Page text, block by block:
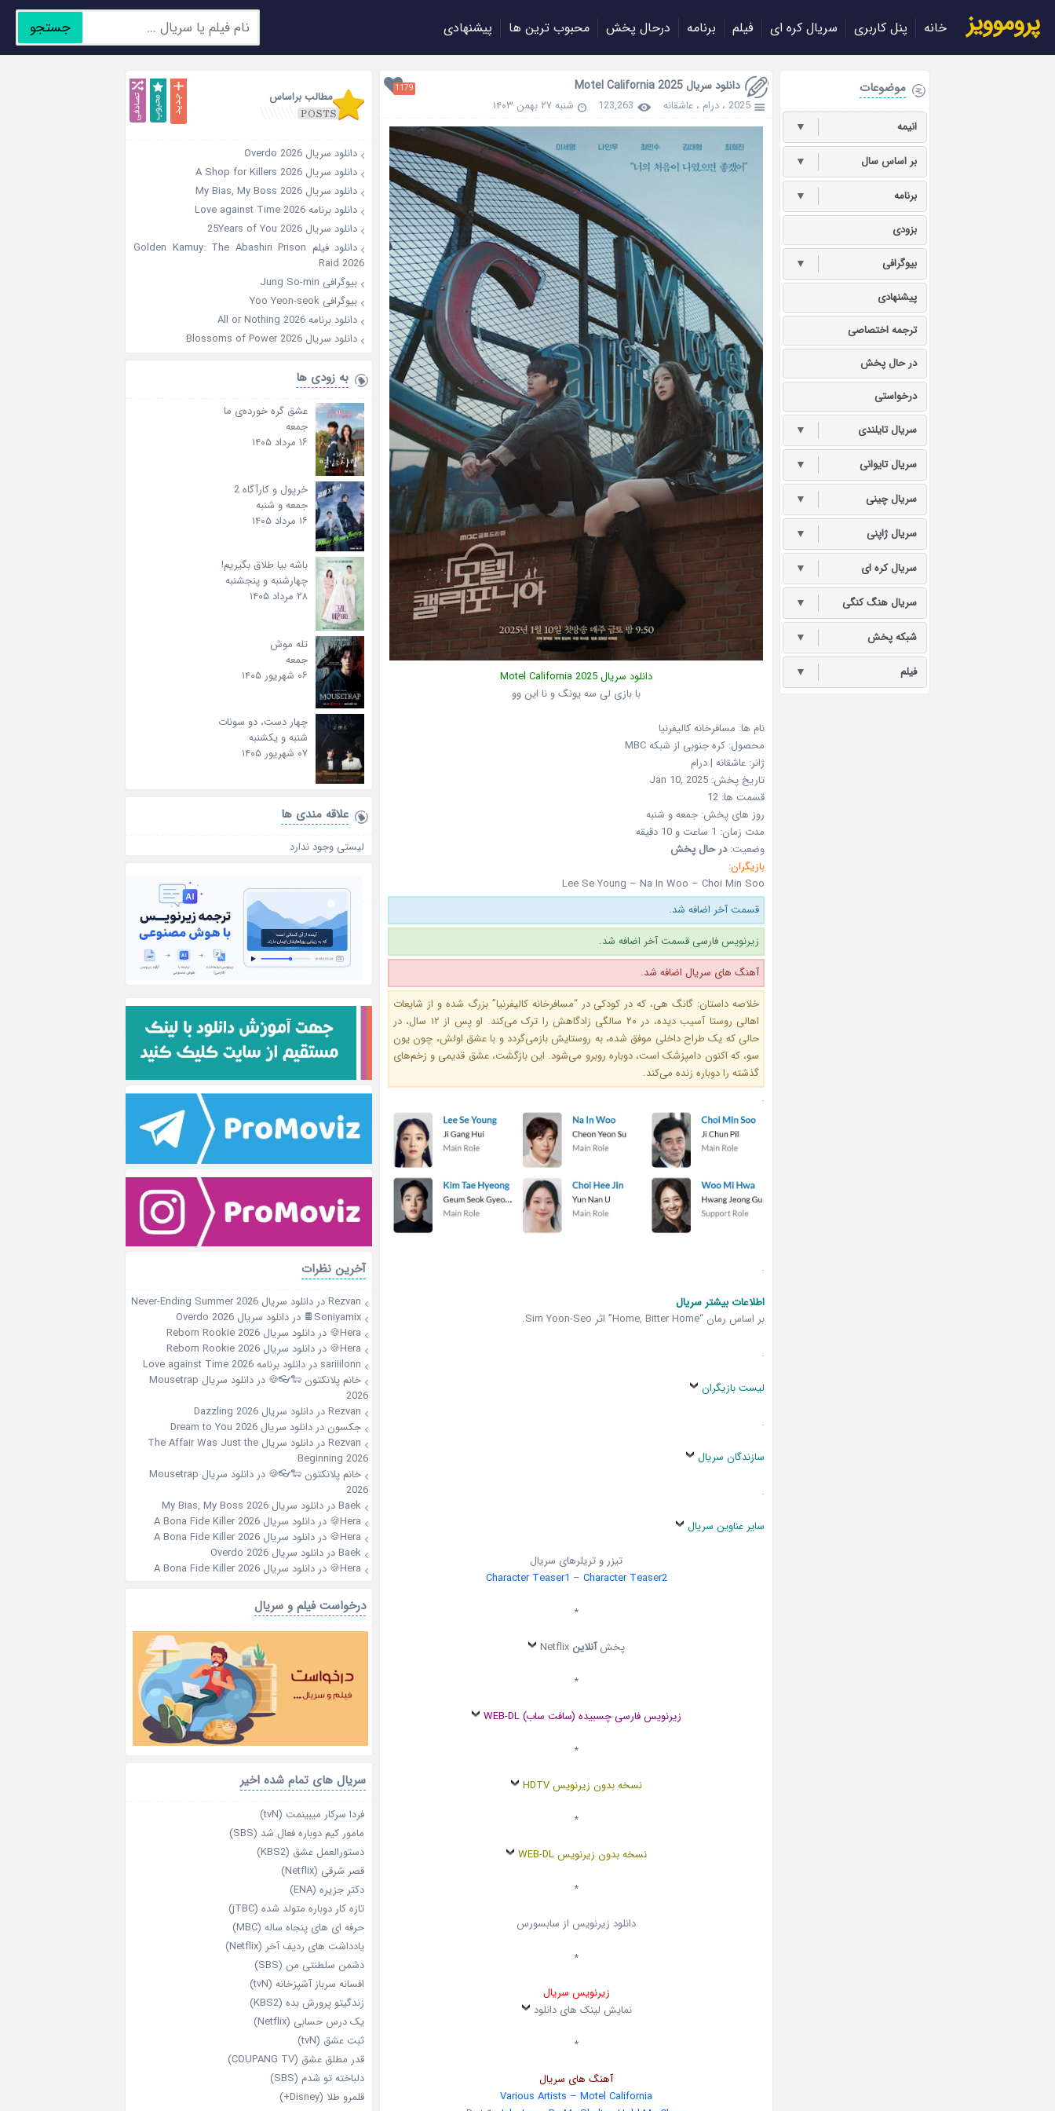
پروموویز خانه پنل کاربری سریال کره ای فیلم برنامه درحال پخش محبوب ترین ها پیشنهادی جستجو
دانلود سریال Motel California 2025 1179
2025 ، درام ، عاشقانه 123,263 شنبه ۲۷ بهمن ۱۴۰۳
دانلود سریالMotel California 2025
با بازی لی سه یونگ و نا این وو
نام ها: مسافرخانه کالیفرنیا
محصول: کره جنوبی از شبکهMBC
ژانر: عاشقانه | درام
تاریخ پخش: Jan 10, 2025
قسمت ها: 12
روز های پخش: جمعه و شنبه
مدت زمان: 1 ساعت و 10 دقیقه
وضعیت:در حال پخش
بازیگران:
Lee Se Young – Na In Woo – Choi Min Soo
قسمت آخر اضافه شد.
زیرنویس فارسی قسمت آخر اضافه شد.
آهنگ های سریال اضافه شد.
خلاصه داستان: گانگ هی، که در کودکی در “مسافرخانه کالیفرنیا” بزرگ شده و از شایعات
اهالی روستا آسیب دیده، در ۲۰ سالگی زادگاهش را ترک می‌کند. او پس از ۱۲ سال، در
حالی که یک طراح داخلی موفق شده، به روستایش بازمی‌گردد و با عشق اولش، چون یون
سو، که اکنون دامپزشک است، دوباره روبرو می‌شود. این بازگشت، عشق قدیمی و زخم‌های
گذشته را دوباره زنده می‌کند.
.
.
اطلاعات بیشتر سریال
بر اساس رمان “Home, Bitter Home” اثر Sim Yoon-Seo.
.
لیست بازیگران
.
سازندگان سریال
.
سایر عناوین سریال
تیزر و تریلرهای سریال
Character Teaser1 – Character Teaser2
*
پخشآنلاین
*
زیرنویس فارسی چسبیده (سافت ساب) WEB-DL
*
نسخه بدون زیرنویس HDTV
*
نسخه بدون زیرنویس WEB-DL
*
دانلود زیرنویس از سابسورس
*
زیرنویس سریال
نمایش لینک های دانلود
*
آهنگ های سریال
Various Artists – Motel California
موضوعات
انیمه ▼
بر اساس سال ▼
برنامه ▼
بزودی
بیوگرافی ▼
پیشنهادی
ترجمه اختصاصی
در حال پخش
درخواستی
سریال تایلندی ▼
سریال تایوانی ▼
سریال چینی ▼
سریال ژاپنی ▼
سریال کره ای ▼
سریال هنگ کنگی ▼
شبکه پخش ▼
فیلم ▼
مطالب براساس
دانلود سریال Overdo 2026
دانلود سریال A Shop for Killers 2026
دانلود سریال My Bias, My Boss 2026
دانلود برنامه Love against Time 2026
دانلود سریال 25Years of You 2026
دانلود فیلم Golden Kamuy: The Abashiri Prison
Raid 2026
بیوگرافی Jung So-min
بیوگرافی Yoo Yeon-seok
دانلود برنامه All or Nothing 2026
دانلود سریال Blossoms of Power 2026
به زودی ها
عشق گره خورده‌ی ما
جمعه
۱۶ مرداد ۱۴۰۵
خرپول و کارآگاه 2
جمعه و شنبه
۱۶ مرداد ۱۴۰۵
باشه بیا طلاق بگیریم!
چهارشنبه و پنجشنبه
۲۸ مرداد ۱۴۰۵
تله موش
جمعه
۰۶ شهریور ۱۴۰۵
چهار دست، دو سونات
شنبه و یکشنبه
۰۷ شهریور ۱۴۰۵
علاقه‌ مندی ها
لیستی وجود ندارد
آخرین نظرات
Rezvanدردانلود سریال Never-Ending Summer 2026
Soniyamix🍫
دردانلود سریال Overdo 2026
Hera🍪
دردانلود سریال Reborn Rookie 2026
Hera🍪
دردانلود سریال Reborn Rookie 2026
sariiilonn دردانلود برنامه Love against Time 2026
خانم پلانکتون 🐑👓🍪 در
دانلود سریال Mousetrap
2026
Rezvanدردانلود سریال Dazzling 2026
جکسون دردانلود سریال Dream to You 2026
Rezvanدر
دانلود سریال The Affair Was Just the
Beginning 2026
خانم پلانکتون 🐑👓🍪 در
دانلود سریال Mousetrap
2026
Baekدردانلود سریال My Bias, My Boss 2026
Hera🍪
دردانلود سریال A Bona Fide Killer 2026
Hera🍪
دردانلود سریال A Bona Fide Killer 2026
Baekدردانلود سریال Overdo 2026
Hera🍪
دردانلود سریال A Bona Fide Killer 2026
درخواست فیلم و سریال
سریال های تمام شده اخیر
فردا سرکار میبینمت (tvN)
مامور کیم دوباره فعال شد (SBS)
دستورالعمل عشق (KBS2)
قصر شرقی (Netflix)
دکتر جزیره (ENA)
تازه‌ کار دوباره‌ متولد شده (jTBC)
حرفه‌ ای‌ های پنجاه‌ ساله (MBC)
یادداشت‌ های ردیف آخر (Netflix)
دشمن سلطنتی من (SBS)
افسانه سرباز آشپزخانه (tvN)
زندگیتو پرورش بده (KBS2)
یک درس حسابی (Netflix)
ثبت عشق (tvN)
قدر مطلق عشق (COUPANG TV)
دلباخته تو شدم (SBS)
قلمرو طلا (Disney+)